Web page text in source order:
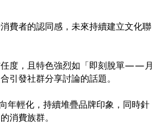
費者的認同感，未來持續建立文化聯
任度，且特色強烈如「即刻脫單——月
引發社群分享討論的話題。
年輕化，持續堆疊品牌印象，同時針
消費族群。